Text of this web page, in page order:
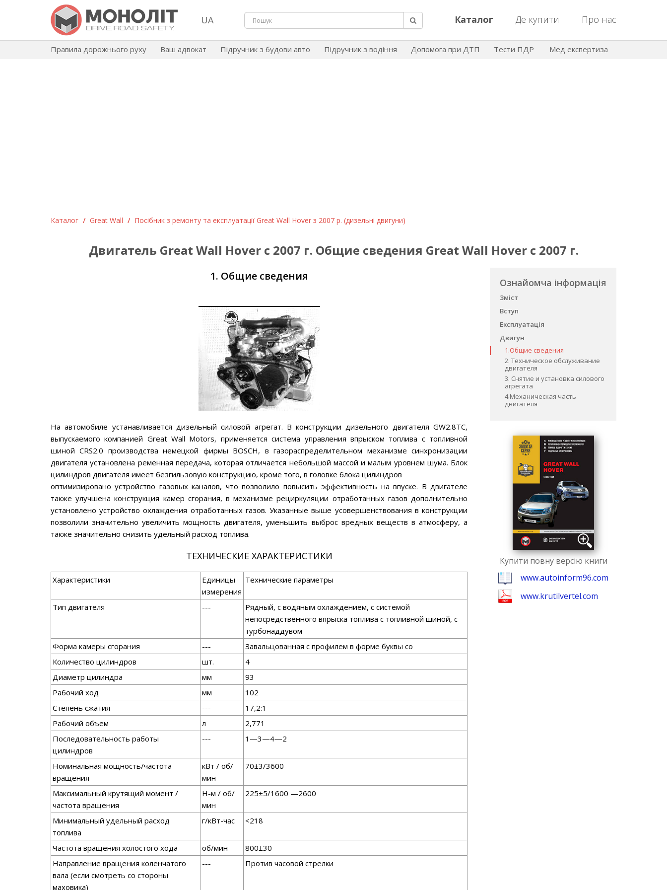
UA Каталог Де купити Про нас
Правила дорожнього руху Ваш адвокат Підручник з будови авто Підручник з водіння Допомога при ДТП Тести ПДР Мед експертиза
Каталог / Great Wall / Посібник з ремонту та експлуатації Great Wall Hover з 2007 р. (дизельні двигуни)
Двигатель Great Wall Hover с 2007 г. Общие сведения Great Wall Hover с 2007 г.
Ознайомча інформація
Зміст
Вступ
Експлуатація
Двигун
1.Общие сведения
2. Техническое обслуживание
двигателя
3. Снятие и установка силового
агрегата
4.Механическая часть
двигателя
Купити повну версію книги
www.autoinform96.com
www.krutilvertel.com
1. Общие сведения
На автомобиле устанавливается дизельный силовой агрегат. В конструкции дизельного двигателя GW2.8TC,
выпускаемого компанией Great Wall Motors, применяется система управления впрыском топлива с топливной
шиной CRS2.0 производства немецкой фирмы BOSCH, в газораспределительном механизме синхронизации
двигателя установлена ременная передача, которая отличается небольшой массой и малым уровнем шума. Блок
цилиндров двигателя имеет безгильзовую конструкцию, кроме того, в головке блока цилиндров
оптимизировано устройство газовых каналов, что позволило повысить эффективность на впуске. В двигателе
также улучшена конструкция камер сгорания, в механизме рециркуляции отработанных газов дополнительно
установлено устройство охлаждения отработанных газов. Указанные выше усовершенствования в конструкции
позволили значительно увеличить мощность двигателя, уменьшить выброс вредных веществ в атмосферу, а
также значительно снизить удельный расход топлива.
ТЕХНИЧЕСКИЕ ХАРАКТЕРИСТИКИ
Характеристики
Единицы
измерения
Технические параметры
Тип двигателя ---
Рядный, с водяным охлаждением, с системой
непосредственного впрыска топлива с топливной шиной, с
турбонаддувом
Форма камеры сгорания
---
Завальцованная с профилем в форме буквы со
Количество цилиндров
шт.
4
Диаметр цилиндра
мм
93
Рабочий ход
мм
102
Степень сжатия
---
17,2:1
Рабочий объем
л
2,771
Последовательность работы
цилиндров
--- 1—3—4—2
Номинальная мощность/частота
вращения
кВт / об/
мин
70±3/3600
Максимальный крутящий момент /
частота вращения
Н-м / об/
мин
225±5/1600 —2600
Минимальный удельный расход
топлива
г/кВт-час <218
Частота вращения холостого хода об/мин
800±30
Направление вращения коленчатого
вала (если смотреть со стороны
маховика)
--- Против часовой стрелки